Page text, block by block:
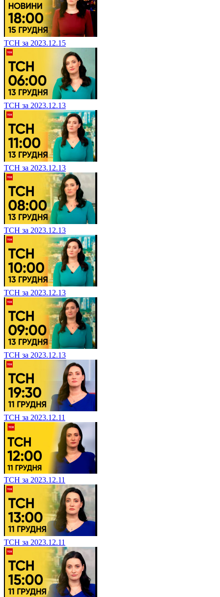
ТСН за 2023.12.15
ТСН за 2023.12.13
ТСН за 2023.12.13
ТСН за 2023.12.13
ТСН за 2023.12.13
ТСН за 2023.12.13
ТСН за 2023.12.11
ТСН за 2023.12.11
ТСН за 2023.12.11